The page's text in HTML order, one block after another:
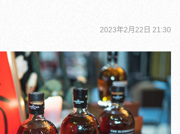
2023年2月22日 21:30